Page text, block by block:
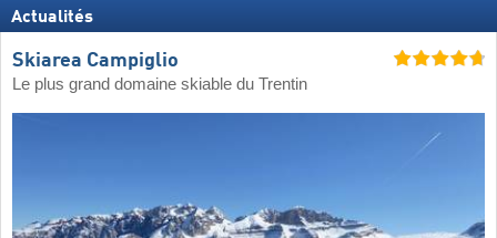
Actualités
Skiarea Campiglio
Le plus grand domaine skiable du Trentin